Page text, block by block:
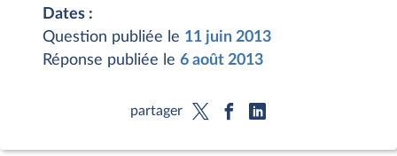
Dates :
Question publiée le 11 juin 2013
Réponse publiée le 6 août 2013
partager